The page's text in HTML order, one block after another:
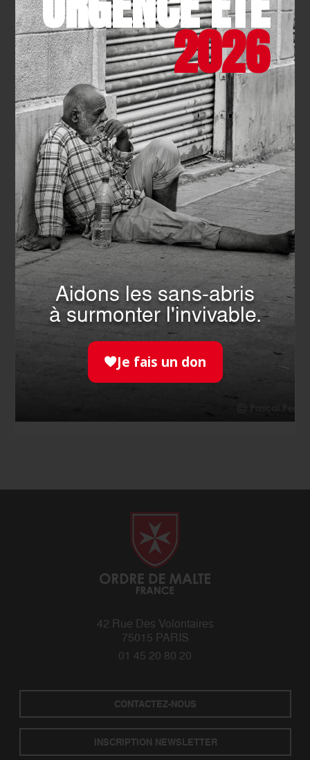
DEVENIR
BÉNÉVOLE
Un engagement sur-mesure près de chez vous en
fonction de votre disponibilité et de vos aspirations.
JE M'ENGAGE
SE
FORMER
Faites le choix de devenir un acteur de sécurité
civile en vous formant aux gestes qui sauvent.
42 Rue Des Volontaires
75015 PARIS
01 45 20 80 20
CONTACTEZ-NOUS
INSCRIPTION NEWSLETTER
2026
Aidons les sans-abris
à surmonter l'invivable.
Je fais un don